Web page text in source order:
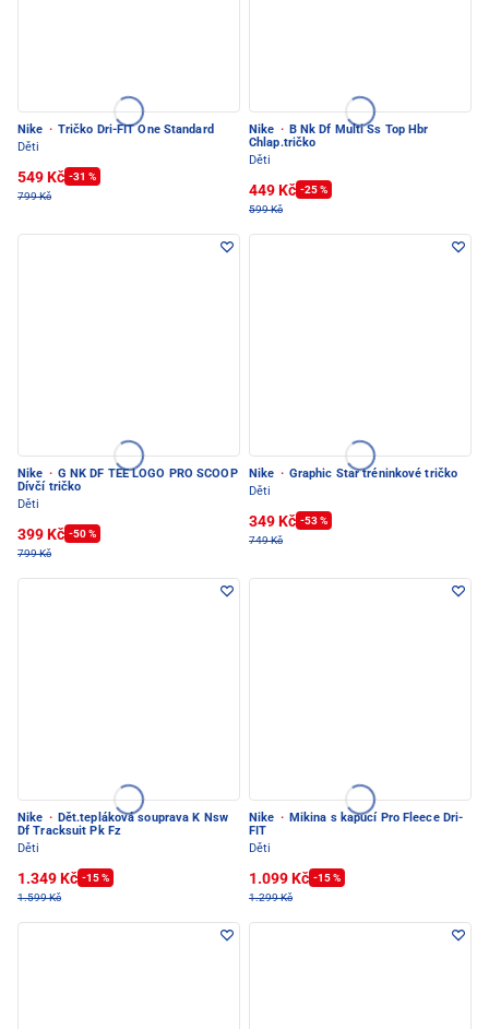
Nike · Tričko Dri-FIT One Standard
Děti
549 Kč -31 %
799 Kč
Nike · B Nk Df Multi Ss Top Hbr
Chlap.tričko
Děti
449 Kč -25 %
599 Kč
Nike · G NK DF TEE LOGO PRO SCOOP
Dívčí tričko
Děti
399 Kč -50 %
799 Kč
Nike · Graphic Star tréninkové tričko
Děti
349 Kč -53 %
749 Kč
Nike · Dět.tepláková souprava K Nsw
Df Tracksuit Pk Fz
Děti
1.349 Kč -15 %
1.599 Kč
Nike · Mikina s kapucí Pro Fleece Dri-
FIT
Děti
1.099 Kč -15 %
1.299 Kč